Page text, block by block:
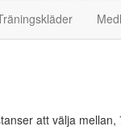
att välja